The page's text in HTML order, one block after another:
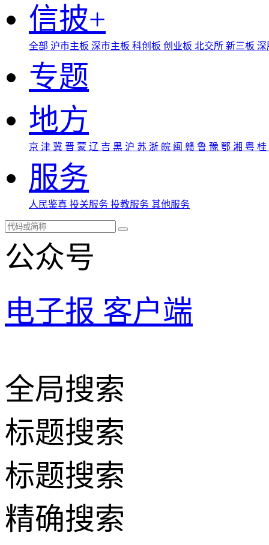
信披+
全部 沪市主板 深市主板 科创板 创业板 北交所 新三板
专题
地方
京 津 冀 晋 蒙 辽 吉 黑 沪 苏 浙 皖 闽 赣 鲁 豫 鄂 湘 粤 桂
服务
人民鉴真 投关服务 投教服务 其他服务
公众号
电子报 客户端
全局搜索
标题搜索
标题搜索
精确搜索